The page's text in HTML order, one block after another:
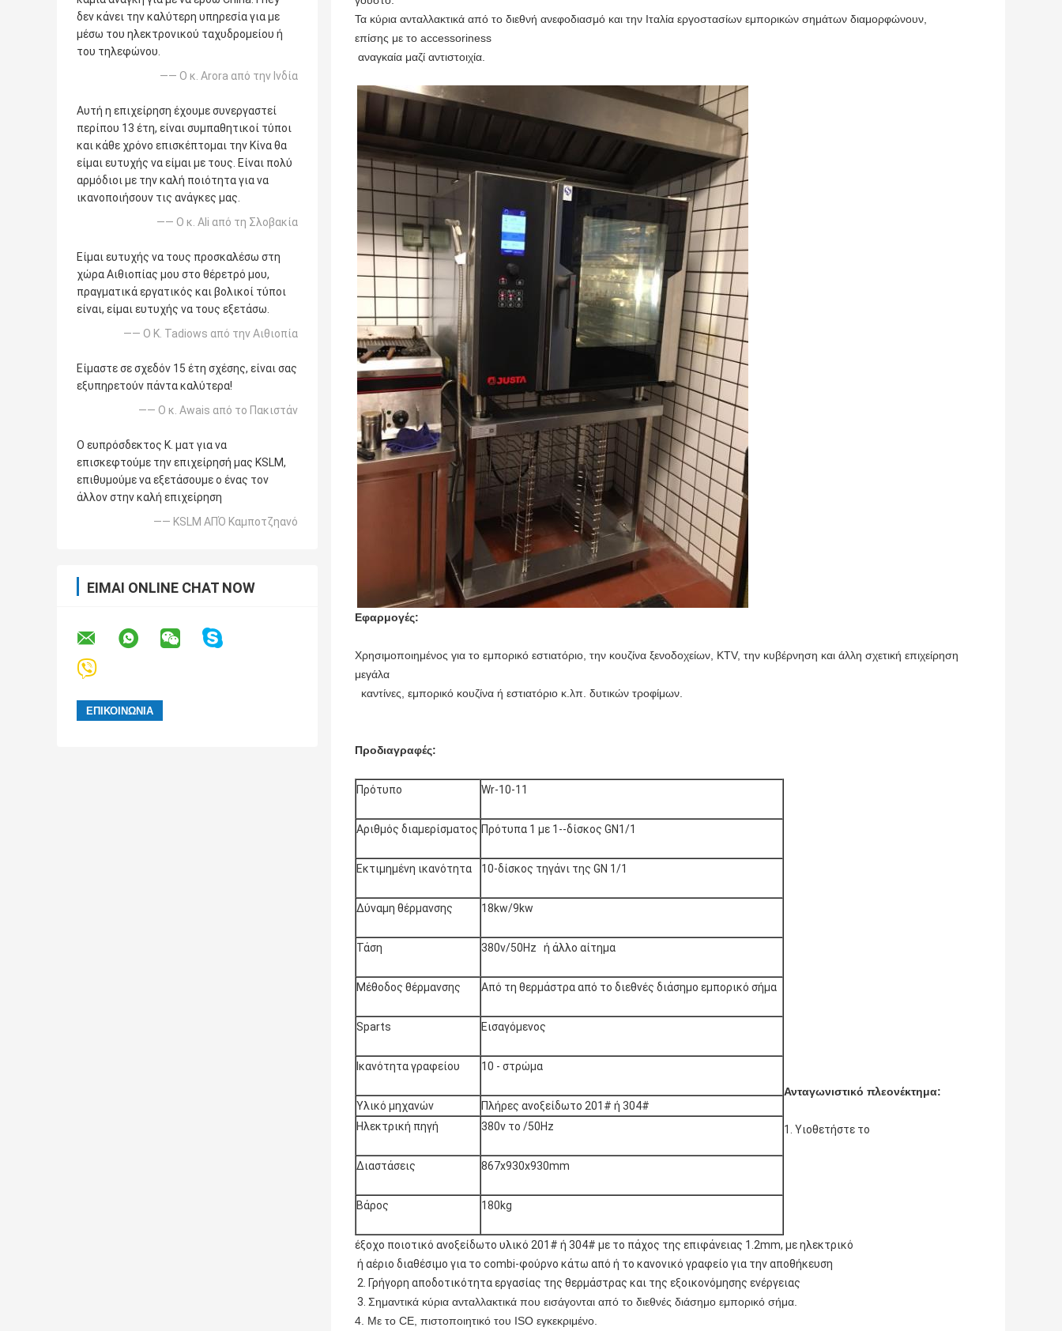
δεν κάνει την καλύτερη υπηρεσία για με
μέσω του ηλεκτρονικού ταχυδρομείου ή
του τηλεφώνου.
—— Ο κ. Arora από την Ινδία
Αυτή η επιχείρηση έχουμε συνεργαστεί
περίπου 13 έτη, είναι συμπαθητικοί τύποι
και κάθε χρόνο επισκέπτομαι την Κίνα θα
είμαι ευτυχής να είμαι με τους. Είναι πολύ
αρμόδιοι με την καλή ποιότητα για να
ικανοποιήσουν τις ανάγκες μας.
—— Ο κ. Ali από τη Σλοβακία
Είμαι ευτυχής να τους προσκαλέσω στη
χώρα Αιθιοπίας μου στο θέρετρό μου,
πραγματικά εργατικός και βολικοί τύποι
είναι, είμαι ευτυχής να τους εξετάσω.
—— Ο Κ. Tadiows από την Αιθιοπία
Είμαστε σε σχεδόν 15 έτη σχέσης, είναι σας
εξυπηρετούν πάντα καλύτερα!
—— Ο κ. Awais από το Πακιστάν
Ο ευπρόσδεκτος Κ. ματ για να
επισκεφτούμε την επιχείρησή μας KSLM,
επιθυμούμε να εξετάσουμε ο ένας τον
άλλον στην καλή επιχείρηση
—— KSLM ΑΠΌ Καμποτζηανό
ΕΊΜΑΙ ONLINE CHAT NOW
Τα κύρια ανταλλακτικά από το διεθνή ανεφοδιασμό και την Ιταλία εργοστασίων εμπορικών σημάτων διαμορφώνουν,
επίσης με το accessoriness
αναγκαία μαζί αντιστοιχία.
Εφαρμογές:
Χρησιμοποιημένος για το εμπορικό εστιατόριο, την κουζίνα ξενοδοχείων, KTV, την κυβέρνηση και άλλη σχετική επιχείρηση
μεγάλα
καντίνες, εμπορικό κουζίνα ή εστιατόριο κ.λπ. δυτικών τροφίμων.
Προδιαγραφές:
Πρότυπο Wr-10-11
Αριθμός διαμερίσματος Πρότυπα 1 με 1--δίσκος GN1/1
Εκτιμημένη ικανότητα 10-δίσκος τηγάνι της GN 1/1
Δύναμη θέρμανσης 18kw/9kw
Τάση 380v/50Hz ή άλλο αίτημα
Μέθοδος θέρμανσης Από τη θερμάστρα από το διεθνές διάσημο εμπορικό σήμα
Sparts Εισαγόμενος
Ικανότητα γραφείου 10 - στρώμα
Υλικό μηχανών
Πλήρες ανοξείδωτο 201# ή 304#
Ηλεκτρική πηγή
380v το /50Hz
Διαστάσεις 867x930x930mm
Βάρος 180kg
Ανταγωνιστικό πλεονέκτημα:
1. Υιοθετήστε το
έξοχο ποιοτικό ανοξείδωτο υλικό 201# ή 304# με το πάχος της επιφάνειας 1.2mm, με ηλεκτρικό
ή αέριο διαθέσιμο για το combi-φούρνο κάτω από ή το κανονικό γραφείο για την αποθήκευση
2. Γρήγορη αποδοτικότητα εργασίας της θερμάστρας και της εξοικονόμησης ενέργειας
3. Σημαντικά κύρια ανταλλακτικά που εισάγονται από το διεθνές διάσημο εμπορικό σήμα.
4. Με το CE, πιστοποιητικό του ISO εγκεκριμένο.